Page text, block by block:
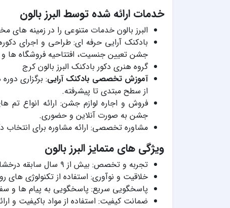
خدمات ارائه شده توسط البرز بالون
البرز بالون خدمات متنوعی را در زمینه های
بادکنک آرایی حرفه ای: طراحی و اجرای
جشن تعیین جنسیت، افتتاحیه فروشگاه ها
گروه هنری دکور بادکنک البرز بالون کرج
آموزش تخصصی بادکنک آرایی: برگزاری
از سطح مبتدی تا پیشرفته.
فروش و اجاره لوازم جشن: ارائه انواع
جشن به صورت آنلاین و حضوری.
مشاوره تخصصی: ارائه مشاوره برای انتخاب
ویژگی های متمایز البرز بالون
تجربه و تخصص: بیش از ۹ سال سابقه درخشان در زمینه طراحی و اجرای دکورهای بادکنکی.
خلاقیت و نوآوری: استفاده از تکنولوژی های
پاسخگویی سریع: پاسخگویی به پیام ها و
ضمانت کیفیت: استفاده از مواد باکیفیت و